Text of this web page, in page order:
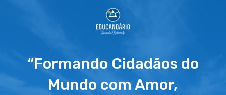
“Formando Cidadãos do
Mundo com Amor,